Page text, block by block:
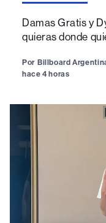
Damas Gratis y
quieras donde
Por Billboard
hace 4 horas